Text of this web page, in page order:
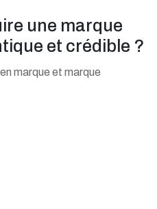
une marque
et crédible ?
marque et marque